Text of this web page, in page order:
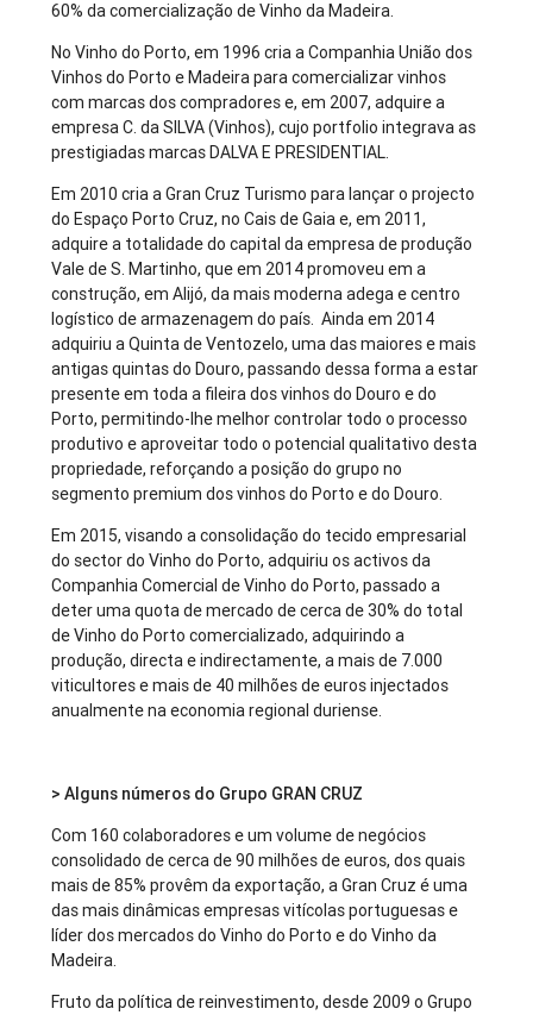
60% da comercialização de Vinho da Madeira.
No Vinho do Porto, em 1996 cria a Companhia União dos
Vinhos do Porto e Madeira para comercializar vinhos
com marcas dos compradores e, em 2007, adquire a
empresa C. da SILVA (Vinhos), cujo portfolio integrava as
prestigiadas marcas DALVA E PRESIDENTIAL.
Em 2010 cria a Gran Cruz Turismo para lançar o projecto
do Espaço Porto Cruz, no Cais de Gaia e, em 2011,
adquire a totalidade do capital da empresa de produção
Vale de S. Martinho, que em 2014 promoveu em a
construção, em Alijó, da mais moderna adega e centro
logístico de armazenagem do país. Ainda em 2014
adquiriu a Quinta de Ventozelo, uma das maiores e mais
antigas quintas do Douro, passando dessa forma a estar
presente em toda a fileira dos vinhos do Douro e do
Porto, permitindo-lhe melhor controlar todo o processo
produtivo e aproveitar todo o potencial qualitativo desta
propriedade, reforçando a posição do grupo no
segmento premium dos vinhos do Porto e do Douro.
Em 2015, visando a consolidação do tecido empresarial
do sector do Vinho do Porto, adquiriu os activos da
Companhia Comercial de Vinho do Porto, passado a
deter uma quota de mercado de cerca de 30% do total
de Vinho do Porto comercializado, adquirindo a
produção, directa e indirectamente, a mais de 7.000
viticultores e mais de 40 milhões de euros injectados
anualmente na economia regional duriense.
> Alguns números do Grupo GRAN CRUZ
Com 160 colaboradores e um volume de negócios
consolidado de cerca de 90 milhões de euros, dos quais
mais de 85% provêm da exportação, a Gran Cruz é uma
das mais dinâmicas empresas vitícolas portuguesas e
líder dos mercados do Vinho do Porto e do Vinho da
Madeira.
Fruto da política de reinvestimento, desde 2009 o Grupo